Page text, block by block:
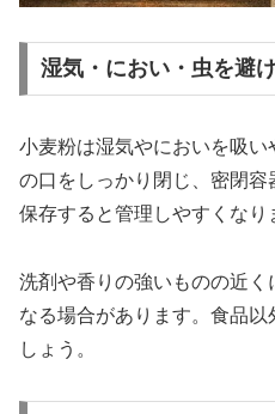
湿気・におい・虫を避
小麦粉は湿気やにおいを吸
の口をしっかり閉じ、密閉
保存すると管理しやすくなり
洗剤や香りの強いものの近
なる場合があります。食品
しょう。